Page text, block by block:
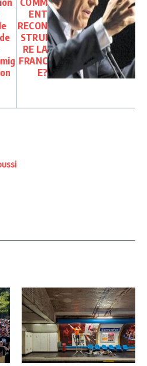
COMM
ENT
RECON
STRUI
RE LA
FRANC
E?